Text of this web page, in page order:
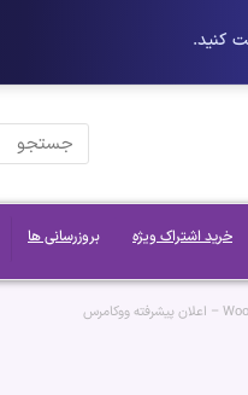
خرید اشتراک ویژه بروزرسانی ها